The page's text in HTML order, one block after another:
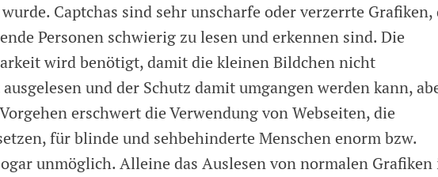
Captchas sind sehr unscharfe oder verzerrte Grafiken,
Personen schwierig zu lesen und erkennen sind. Die
wird benötigt, damit die kleinen Bildchen nicht
und der Schutz damit umgangen werden kann,
erschwert die Verwendung von Webseiten, die
für blinde und sehbehinderte Menschen enorm bzw.
unmöglich. Alleine das Auslesen von normalen Grafiken